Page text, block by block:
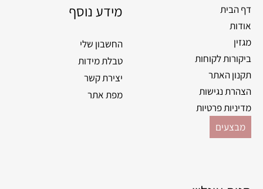
o
k
r
a
m
דף הבית
אודות
מגזין
ביקורות לקוחות
תקנון האתר
הצהרת נגישות
מדיניות פרטיות
מבצעים
מידע נוסף
החשבון שלי
טבלת מידות
יצירת קשר
מפת אתר